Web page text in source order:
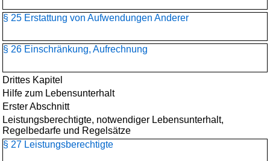
§ 25 Erstattung von Aufwendungen Anderer
§ 26 Einschränkung, Aufrechnung
Drittes Kapitel
Hilfe zum Lebensunterhalt
Erster Abschnitt
Leistungsberechtigte, notwendiger Lebensunterhalt,
Regelbedarfe und Regelsätze
§ 27 Leistungsberechtigte